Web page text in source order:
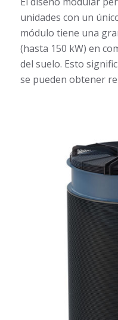
unidades con un
módulo tiene una
(hasta 150 kW) en
del suelo. Esto
se pueden obtener